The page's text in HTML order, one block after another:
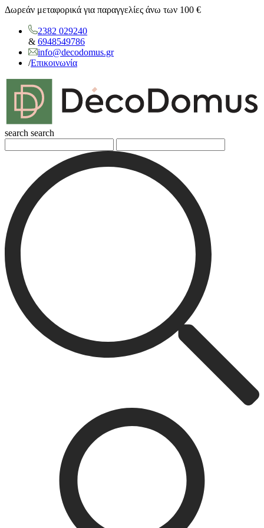
Δωρεάν μεταφορικά για παραγγελίες άνω των 100 €
2382 029240
& 6948549786
info@decodomus.gr
/Επικοινωνία
search search